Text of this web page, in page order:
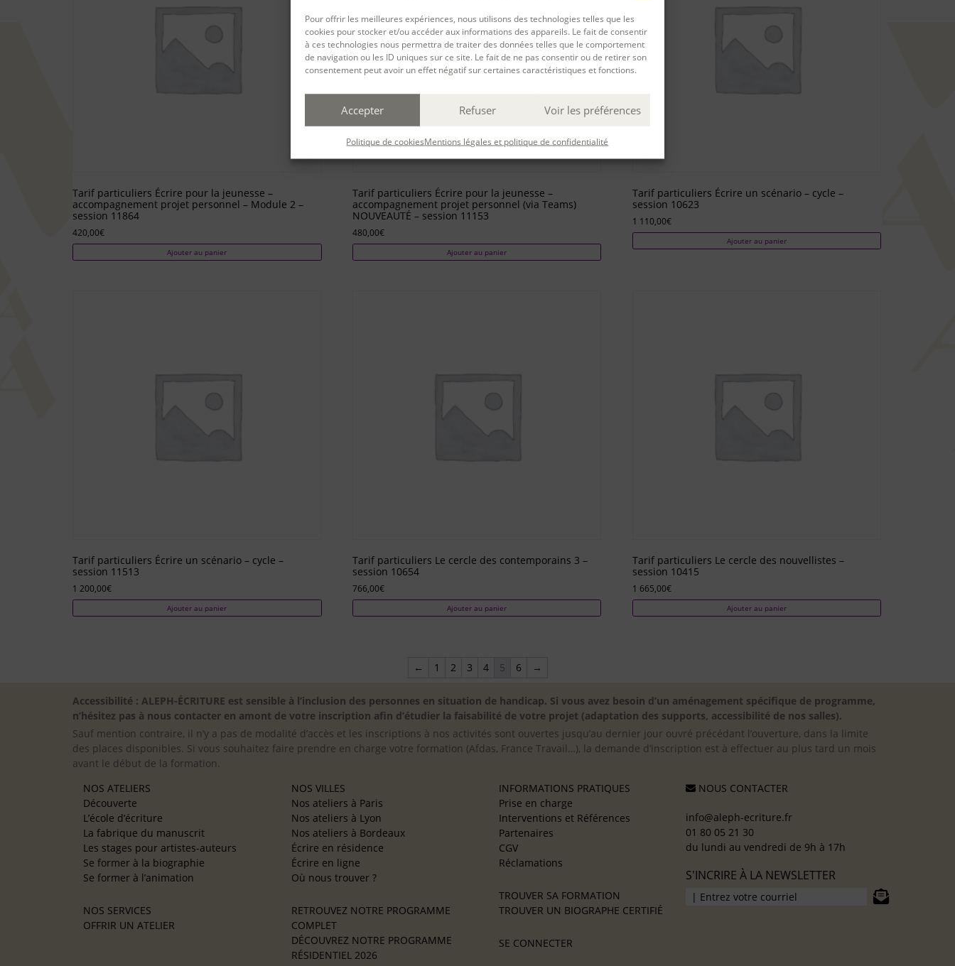
Pour offrir les meilleures expériences, nous utilisons des technologies telles que les
cookies pour stocker et/ou accéder aux informations des appareils. Le fait de consentir
à ces technologies nous permettra de traiter des données telles que le comportement
de navigation ou les ID uniques sur ce site. Le fait de ne pas consentir ou de retirer son
consentement peut avoir un effet négatif sur certaines caractéristiques et fonctions.
Accepter Refuser Voir les préférences
Politique de cookiesMentions légales et politique de confidentialité
Tarif particuliers Écrire pour la jeunesse –
accompagnement projet personnel – Module 2 –
session 11864
420,00€
Ajouter au panier
Tarif particuliers Écrire pour la jeunesse –
accompagnement projet personnel (via Teams)
NOUVEAUTÉ – session 11153
480,00€
Ajouter au panier
Tarif particuliers Écrire un scénario – cycle –
session 10623
1 110,00€
Ajouter au panier
Tarif particuliers Écrire un scénario – cycle –
session 11513
1 200,00€
Ajouter au panier
Tarif particuliers Le cercle des contemporains 3 –
session 10654
766,00€
Ajouter au panier
Tarif particuliers Le cercle des nouvellistes –
session 10415
1 665,00€
Ajouter au panier
← 1 2 3 4 5 6 →
Accessibilité : ALEPH-ÉCRITURE est sensible à l’inclusion des personnes en situation de handicap. Si vous avez besoin d’un aménagement spécifique de programme,
n’hésitez pas à nous contacter en amont de votre inscription afin d’étudier la faisabilité de votre projet (adaptation des supports, accessibilité de nos salles).
Sauf mention contraire, il n’y a pas de modalité d’accès et les inscriptions à nos activités sont ouvertes jusqu’au dernier jour ouvré précédant l’ouverture, dans la limite
des places disponibles. Si vous souhaitez faire prendre en charge votre formation (Afdas, France Travail…), la demande d’inscription est à effectuer au plus tard un mois
avant le début de la formation.
NOS ATELIERS
Découverte
L’école d’écriture
La fabrique du manuscrit
Les stages pour artistes-auteurs
Se former à la biographie
Se former à l’animation
NOS SERVICES
OFFRIR UN ATELIER
NOS VILLES
Nos ateliers à Paris
Nos ateliers à Lyon
Nos ateliers à Bordeaux
Écrire en résidence
Écrire en ligne
Où nous trouver ?
RETROUVEZ NOTRE PROGRAMME
COMPLET
DÉCOUVREZ NOTRE PROGRAMME
RÉSIDENTIEL 2026
INFORMATIONS PRATIQUES
Prise en charge
Interventions et Références
Partenaires
CGV
Réclamations
TROUVER SA FORMATION
TROUVER UN BIOGRAPHE CERTIFIÉ
SE CONNECTER
NOUS CONTACTER
info@aleph-ecriture.fr
01 80 05 21 30
du lundi au vendredi de 9h à 17h
S'INCRIRE À LA NEWSLETTER